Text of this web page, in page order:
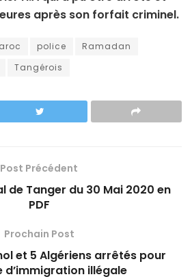
après son forfait criminel.
police
Ramadan
Tangérois
Post Précédent
de Tanger du 30 Mai 2020 en
PDF
Prochain Post
et 5 Algériens arrêtés pour
illégale